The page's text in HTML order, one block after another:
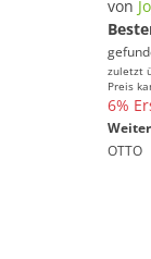
von
zuletzt
Preis
6%
OTTO